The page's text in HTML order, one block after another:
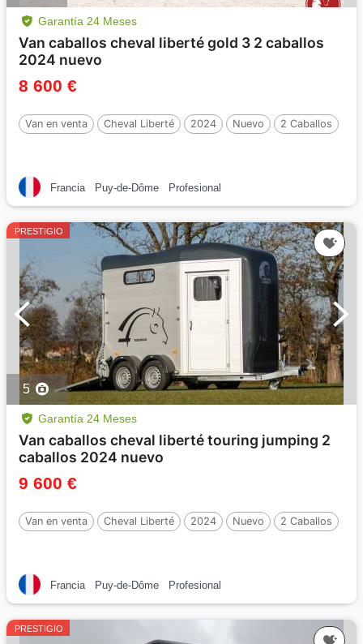
Garantía 24 Meses
Van caballos cheval liberté gold 3 2 caballos
2024 nuevo
8 600 €
Van en venta Cheval Liberté 2024 Nuevo 2 Caballos
Francia Puy-de-Dôme Profesional
PRESTIGIO
5
Garantía 24 Meses
Van caballos cheval liberté touring jumping 2
caballos 2024 nuevo
9 600 €
Van en venta Cheval Liberté 2024 Nuevo 2 Caballos
Francia Puy-de-Dôme Profesional
PRESTIGIO